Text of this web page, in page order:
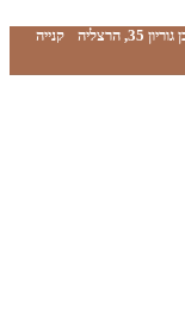
35, הרצליה
קנייה